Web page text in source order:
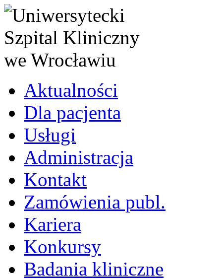
Aktualności
Dla pacjenta
Usługi
Administracja
Kontakt
Zamówienia publ.
Kariera
Konkursy
Badania kliniczne